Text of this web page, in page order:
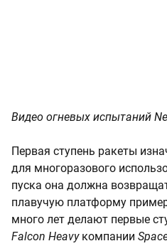
Видео огневых испытаний
Первая ступень ракеты
для многоразового
пуска она должна
плавучую платформу
много лет делают первые
Falcon Heavy компании